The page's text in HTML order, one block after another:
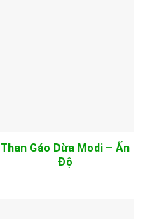
Than Gáo Dừa Modi – Ấn
Độ